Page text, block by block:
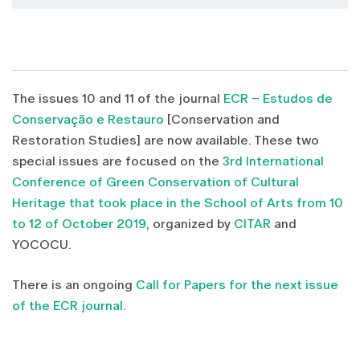
The issues 10 and 11 of the journal ECR – Estudos de
Conservação e Restauro [Conservation and
Restoration Studies] are now available. These two
special issues are focused on the 3rd International
Conference of Green Conservation of Cultural
Heritage that took place in the School of Arts from 10
to 12 of October 2019, organized by CITAR and
YOCOCU.
There is an ongoing Call for Papers for the next issue
of the ECR journal.